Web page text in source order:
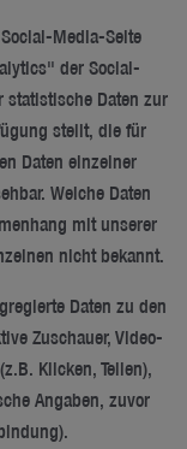
Media-Seite
der Social-
Daten zur
stellt, die für
Daten einzelner
Welche Daten
mit unserer
nicht bekannt.
Daten zu den
Zuschauer, Video-
Klicken, Teilen),
Angaben, zuvor